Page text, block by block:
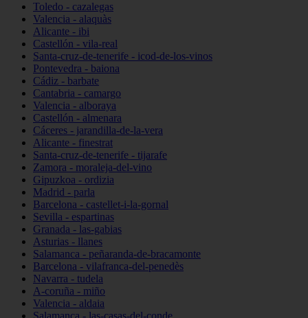
Toledo - cazalegas
Valencia - alaquàs
Alicante - ibi
Castellón - vila-real
Santa-cruz-de-tenerife - icod-de-los-vinos
Pontevedra - baiona
Cádiz - barbate
Cantabria - camargo
Valencia - alboraya
Castellón - almenara
Cáceres - jarandilla-de-la-vera
Alicante - finestrat
Santa-cruz-de-tenerife - tijarafe
Zamora - moraleja-del-vino
Gipuzkoa - ordizia
Madrid - parla
Barcelona - castellet-i-la-gornal
Sevilla - espartinas
Granada - las-gabias
Asturias - llanes
Salamanca - peñaranda-de-bracamonte
Barcelona - vilafranca-del-penedès
Navarra - tudela
A-coruña - miño
Valencia - aldaia
Salamanca - las-casas-del-conde